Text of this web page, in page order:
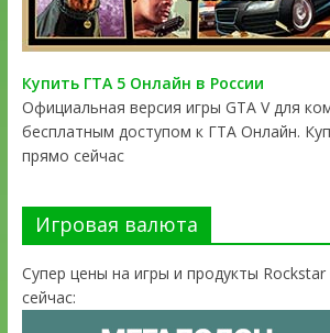
Купить ГТА 5 Онлайн в России
Официальная версия игры GTA V для
бесплатным доступом к ГТА Онлайн.
прямо сейчас
Игровая валюта
Супер цены на игры и продукты Rockstar
сейчас: